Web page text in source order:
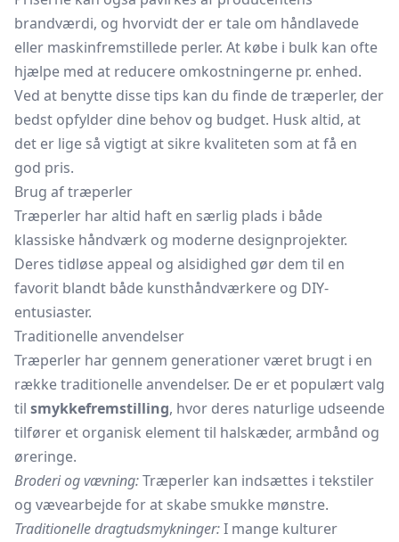
brandværdi, og hvorvidt der er tale om håndlavede
eller maskinfremstillede perler. At købe i bulk kan ofte
hjælpe med at reducere omkostningerne pr. enhed.
Ved at benytte disse tips kan du finde de træperler, der
bedst opfylder dine behov og budget. Husk altid, at
det er lige så vigtigt at sikre kvaliteten som at få en
god pris.
Brug af træperler
Træperler har altid haft en særlig plads i både
klassiske håndværk og moderne designprojekter.
Deres tidløse appeal og alsidighed gør dem til en
favorit blandt både kunsthåndværkere og DIY-
entusiaster.
Traditionelle anvendelser
Træperler har gennem generationer været brugt i en
række traditionelle anvendelser. De er et populært valg
til smykkefremstilling, hvor deres naturlige udseende
tilfører et organisk element til halskæder, armbånd og
øreringe.
Broderi og vævning:Træperler kan indsættes i tekstiler
og vævearbejde for at skabe smukke mønstre.
Traditionelle dragtudsmykninger:I mange kulturer